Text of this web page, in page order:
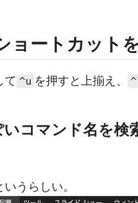
ョートカット
て ^u を押すと上揃え、
コマンド名を検
うらしい。